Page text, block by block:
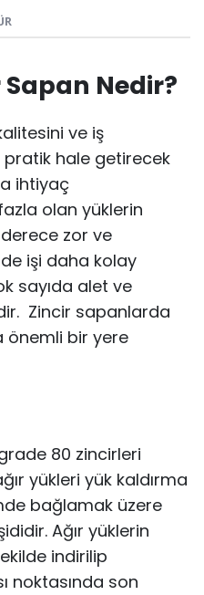
Nedir?
ve iş
pratik hale getirecek
ihtiyaç
olan yüklerin
derece zor ve
işi daha kolay
sayıda alet ve
Zincir sapanlarda
önemli bir yere
80 zincirleri
yükleri yük kaldırma
bağlamak üzere
Ağır yüklerin
indirilip
noktasında son